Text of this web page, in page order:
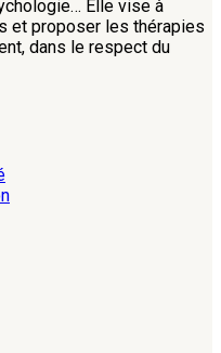
Elle vise à
et proposer les thérapies
dans le respect du